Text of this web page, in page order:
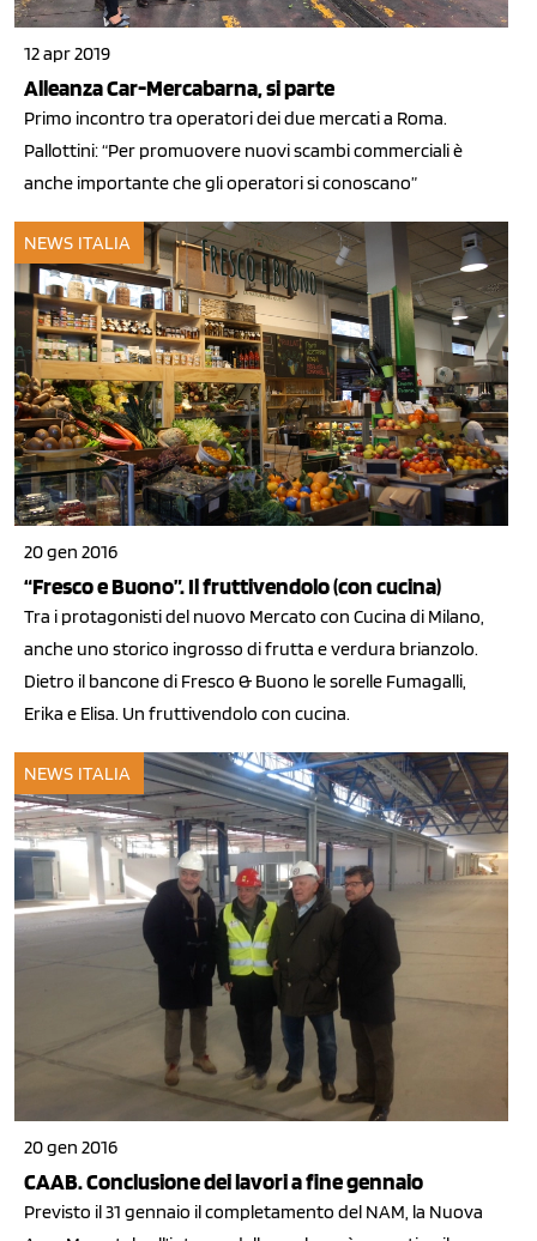
12 apr 2019
Alleanza Car-Mercabarna, si parte
Primo incontro tra operatori dei due mercati a Roma.
Pallottini: “Per promuovere nuovi scambi commerciali è
anche importante che gli operatori si conoscano”
NEWS ITALIA
20 gen 2016
“Fresco e Buono”. Il fruttivendolo (con cucina)
Tra i protagonisti del nuovo Mercato con Cucina di Milano,
anche uno storico ingrosso di frutta e verdura brianzolo.
Dietro il bancone di Fresco & Buono le sorelle Fumagalli,
Erika e Elisa. Un fruttivendolo con cucina.
NEWS ITALIA
20 gen 2016
CAAB. Conclusione dei lavori a fine gennaio
Previsto il 31 gennaio il completamento del NAM, la Nuova